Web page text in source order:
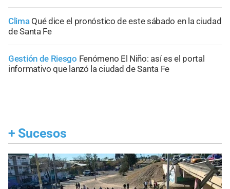
Clima Qué dice el pronóstico de este sábado en la ciudad
de Santa Fe
Gestión de Riesgo Fenómeno El Niño: así es el portal
informativo que lanzó la ciudad de Santa Fe
+ Sucesos